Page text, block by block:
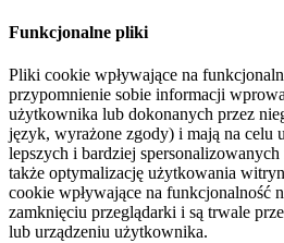
Funkcjonalne pliki
Pliki cookie wpływające na
przypomnienie sobie informacji
użytkownika lub dokonanych przez
język, wyrażone zgody) i mają na celu
lepszych i bardziej
także optymalizację użytkowania
cookie wpływające na funkcjonalność
zamknięciu przeglądarki i są trwale
lub urządzeniu użytkownika.